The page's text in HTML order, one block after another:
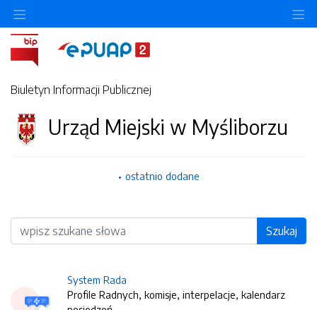
Biuletyn Informacji Publicznej
Urząd Miejski w Myśliborzu
ostatnio dodane
Wyszukiwarka Szukaj
System Rada
Profile Radnych, komisje, interpelacje, kalendarz